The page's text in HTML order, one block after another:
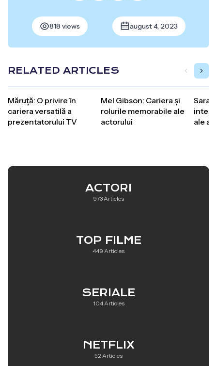
818 views august 4, 2023
RELATED ARTICLES
Măruță: O privire în
cariera versatilă a
prezentatorului TV
Mel Gibson: Cariera și
rolurile memorabile ale
actorului
Sarah
ale
ACTORI
973 Articles
TOP FILME
449 Articles
SERIALE
104 Articles
NETFLIX
52 Articles